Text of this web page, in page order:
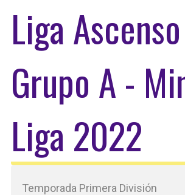
Liga Ascenso
Grupo A -
Liga 2022
Temporada Primera División